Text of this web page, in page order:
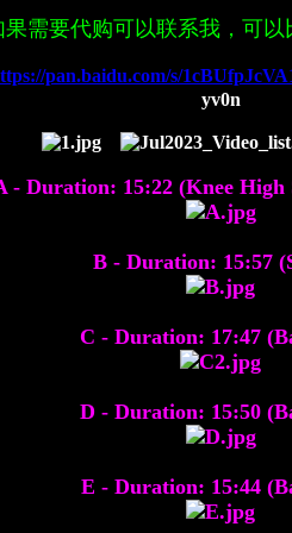
果需要代购可以联系我，可以
pan.baidu.com/s/
yv0n
- Duration: 15:22 (Knee High
B - Duration: 15:57
C - Duration: 17:47
D - Duration: 15:50
E - Duration: 15:44